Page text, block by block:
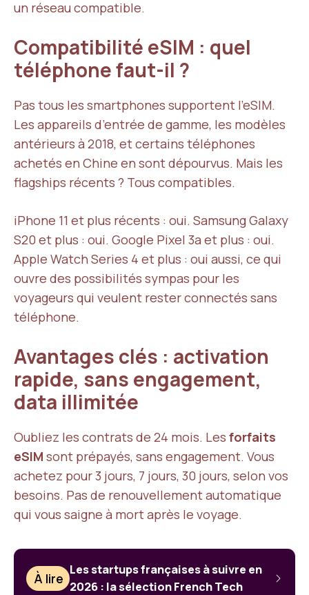
un réseau compatible.
Compatibilité eSIM : quel
téléphone faut-il ?
Pas tous les smartphones supportent l’eSIM.
Les appareils d’entrée de gamme, les modèles
antérieurs à 2018, et certains téléphones
achetés en Chine en sont dépourvus. Mais les
flagships récents ? Tous compatibles.
iPhone 11 et plus récents : oui. Samsung Galaxy
S20 et plus : oui. Google Pixel 3a et plus : oui.
Apple Watch Series 4 et plus : oui aussi, ce qui
ouvre des possibilités sympas pour les
voyageurs qui veulent rester connectés sans
téléphone.
Avantages clés : activation
rapide, sans engagement,
data illimitée
Oubliez les contrats de 24 mois. Les forfaits
eSIM sont prépayés, sans engagement. Vous
achetez pour 3 jours, 7 jours, 30 jours, selon vos
besoins. Pas de renouvellement automatique
qui vous saigne à mort après le voyage.
À lire
Les startups françaises à suivre en
2026 : la sélection French Tech